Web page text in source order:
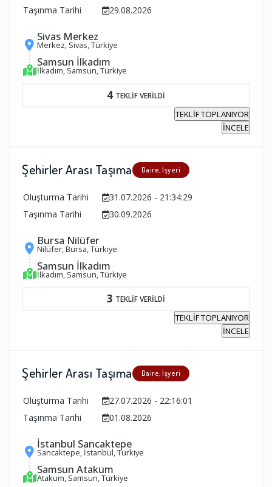
Taşınma Tarihi
29.08.2026
Sivas Merkez
Merkez, Sivas, Türkiye
Samsun İlkadım
İlkadım, Samsun, Türkiye
4 TEKLİF VERİLDİ
TEKLİF TOPLANIYOR
İNCELE
Şehirler Arası Taşıma Daire, İşyeri
Oluşturma Tarihi
31.07.2026 - 21:34:29
Taşınma Tarihi
30.09.2026
Bursa Nilüfer
Nilüfer, Bursa, Türkiye
Samsun İlkadım
İlkadım, Samsun, Türkiye
3 TEKLİF VERİLDİ
TEKLİF TOPLANIYOR
İNCELE
Şehirler Arası Taşıma Daire, İşyeri
Oluşturma Tarihi
27.07.2026 - 22:16:01
Taşınma Tarihi
01.08.2026
İstanbul Sancaktepe
Sancaktepe, İstanbul, Türkiye
Samsun Atakum
Atakum, Samsun, Türkiye